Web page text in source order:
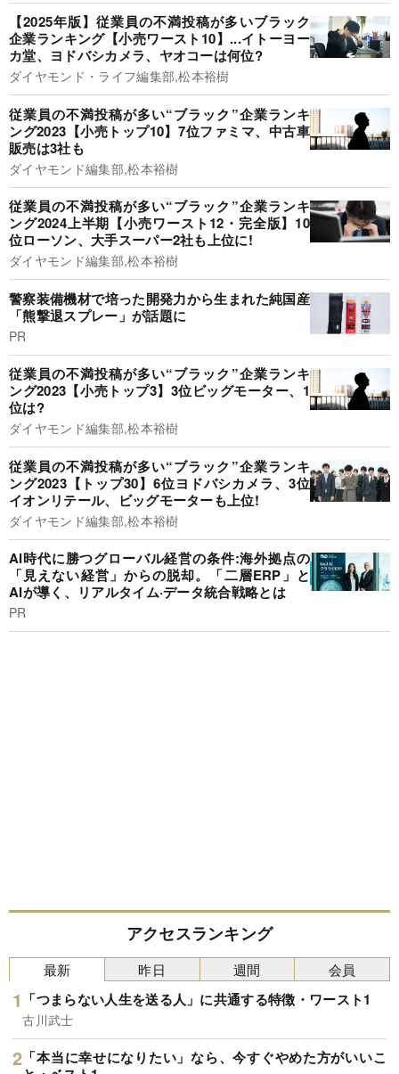
【2025年版】従業員の不満投稿が多いブラック
企業ランキング【小売ワースト10】...イトーヨー
カ堂、ヨドバシカメラ、ヤオコーは何位?
ダイヤモンド・ライフ編集部,松本裕樹
従業員の不満投稿が多い“ブラック”企業ランキ
ング2023【小売トップ10】7位ファミマ、中古車
販売は3社も
ダイヤモンド編集部,松本裕樹
従業員の不満投稿が多い“ブラック”企業ランキ
ング2024上半期【小売ワースト12・完全版】10
位ローソン、大手スーパー2社も上位に!
ダイヤモンド編集部,松本裕樹
警察装備機材で培った開発力から生まれた純国産
「熊撃退スプレー」が話題に
PR
従業員の不満投稿が多い“ブラック”企業ランキ
ング2023【小売トップ3】3位ビッグモーター、1
位は?
ダイヤモンド編集部,松本裕樹
従業員の不満投稿が多い“ブラック”企業ランキ
ング2023【トップ30】6位ヨドバシカメラ、3位
イオンリテール、ビッグモーターも上位!
ダイヤモンド編集部,松本裕樹
AI時代に勝つグローバル経営の条件:海外拠点の
「見えない経営」からの脱却。「二層ERP」と
AIが導く、リアルタイム·データ統合戦略とは
PR
アクセスランキング
最新
「つまらない人生を送る人」に共通する特徴・ワースト1
古川武士
「本当に幸せになりたい」なら、今すぐやめた方がいいこ
昨日 週間 会員